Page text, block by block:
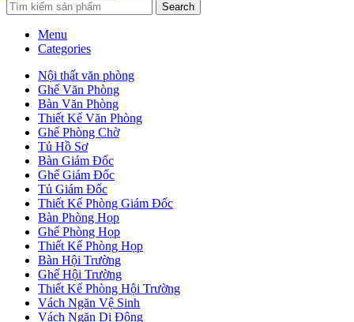
Search
Menu
Categories
Nội thất văn phòng
Ghế Văn Phòng
Bàn Văn Phòng
Thiết Kế Văn Phòng
Ghế Phòng Chờ
Tủ Hồ Sơ
Bàn Giám Đốc
Ghế Giám Đốc
Tủ Giám Đốc
Thiết Kế Phòng Giám Đốc
Bàn Phòng Họp
Ghế Phòng Họp
Thiết Kế Phòng Họp
Bàn Hội Trường
Ghế Hội Trường
Thiết Kế Phòng Hội Trường
Vách Ngăn Vệ Sinh
Vách Ngăn Di Động